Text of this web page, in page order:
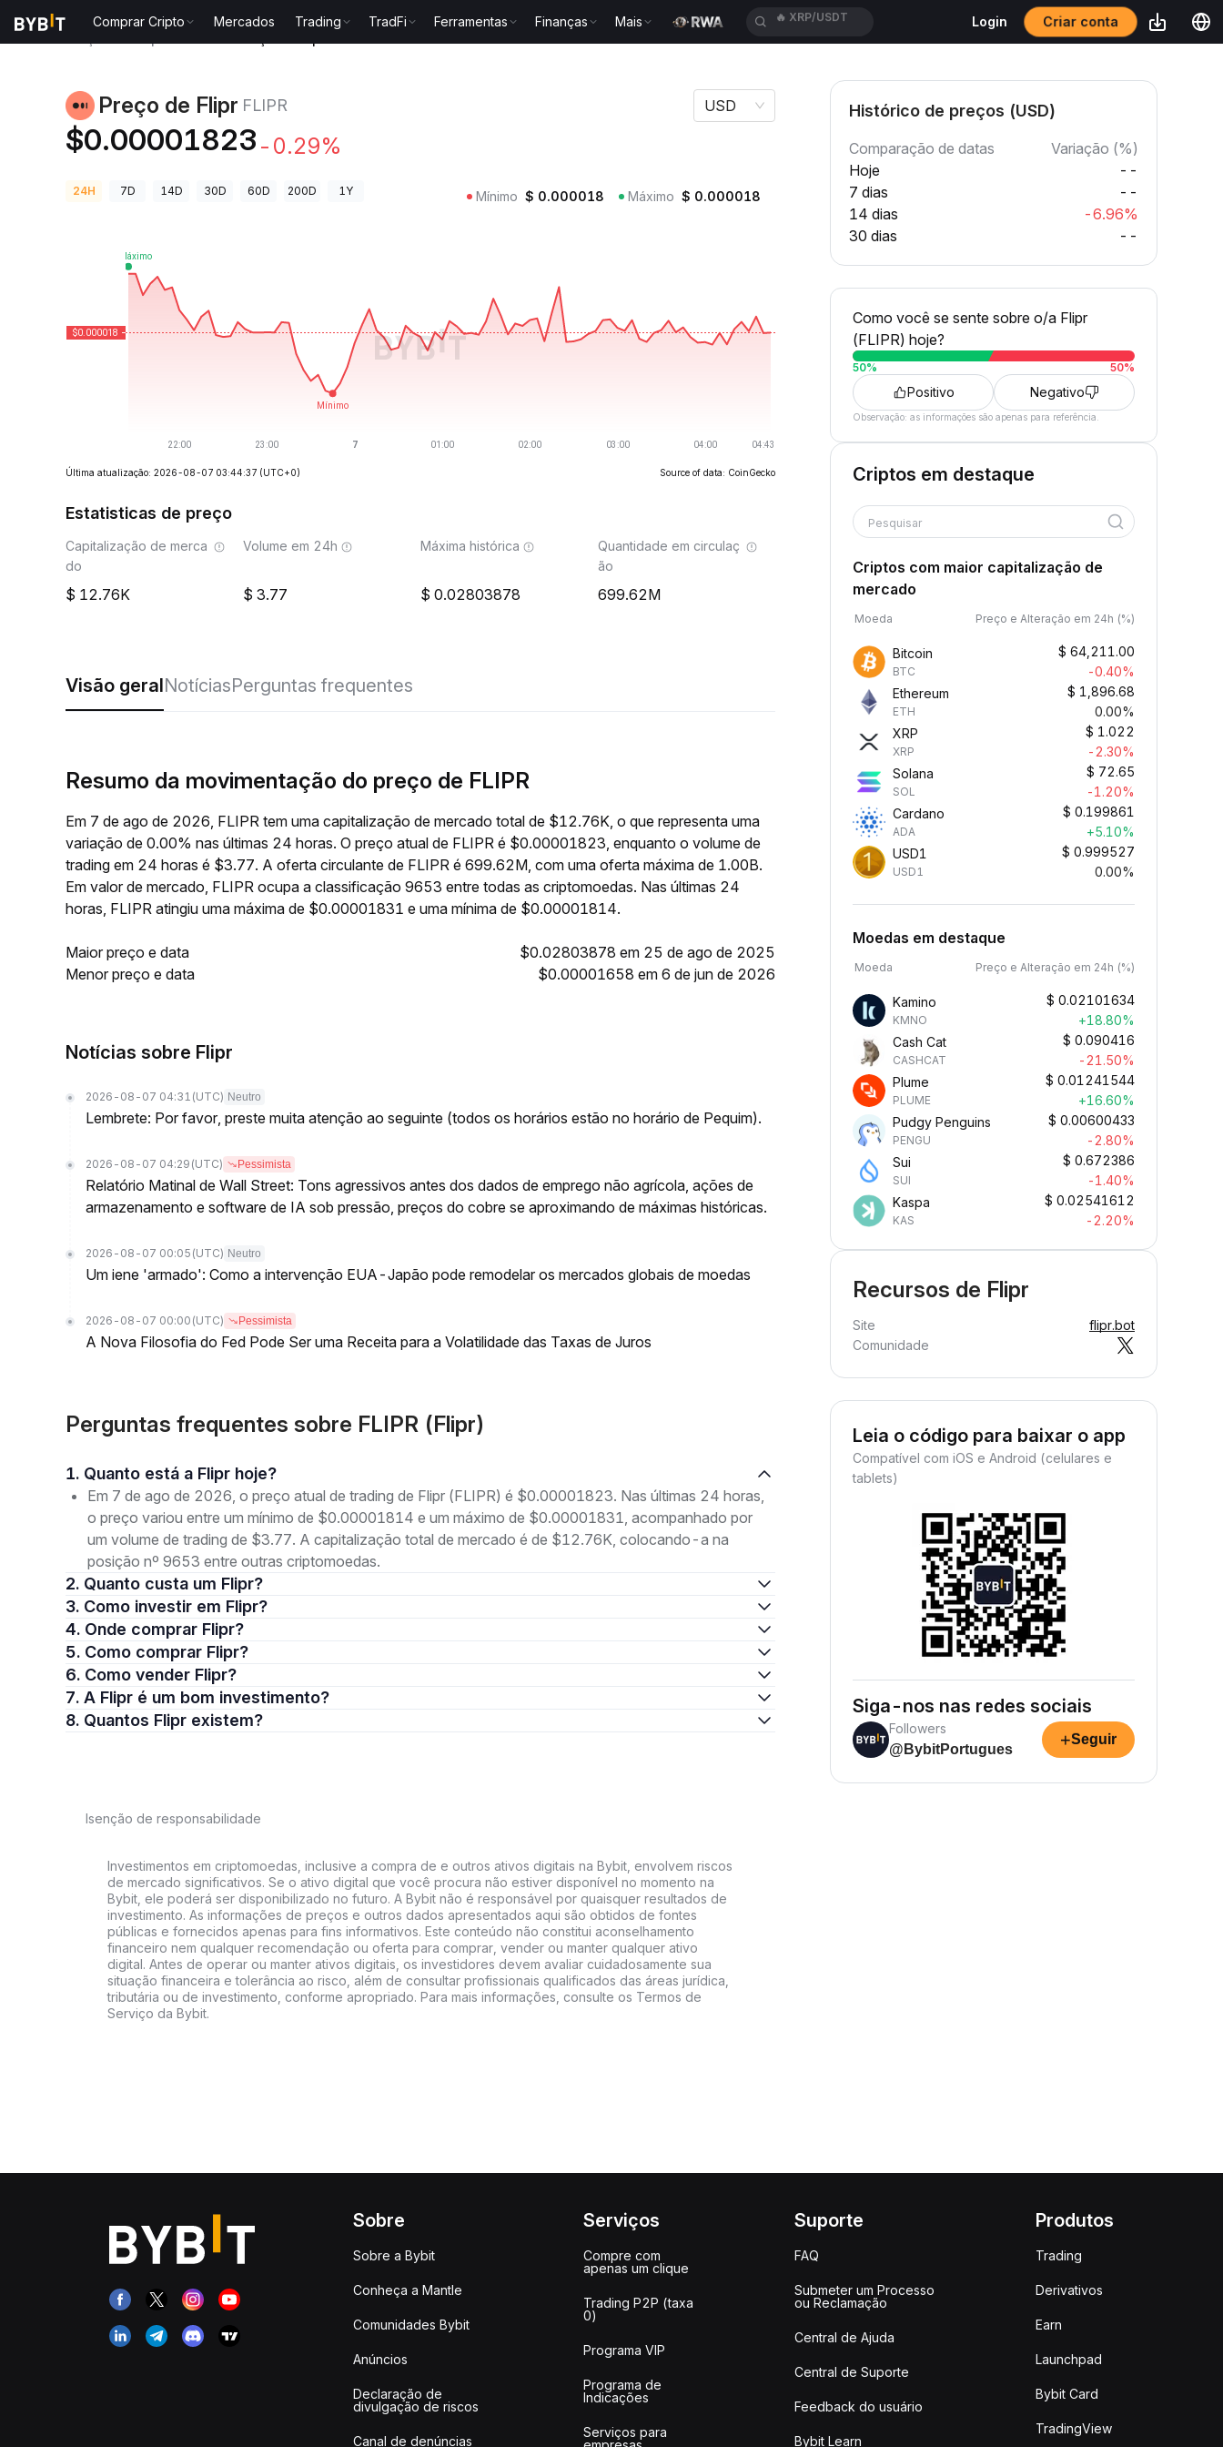
Comprar Cripto Mercados Trading TradFi Ferramentas Finanças Mais 🔥 ACEUSDT Login Criar conta
Preço de Flipr FLIPR
$0.00001823 -0.29%
USD
24H 7D 14D 30D 60D 200D 1Y Mínimo $ 0.000018 Máximo $ 0.000018
Última atualização: 2026-08-07 03:44:37 (UTC+0) Source of data: CoinGecko
Estatisticas de preço
Capitalização de merca
do
12.76K
Volume em 24h
3.77
Máxima histórica
0.02803878
Quantidade em circulaç
ão
699.62M
Visão geralNotíciasPerguntas frequentes
Resumo da movimentação do preço de FLIPR
Em 7 de ago de 2026, FLIPR tem uma capitalização de mercado total de $12.76K, o que representa uma
variação de 0.00% nas últimas 24 horas. O preço atual de FLIPR é $0.00001823, enquanto o volume de
trading em 24 horas é $3.77. A oferta circulante de FLIPR é 699.62M, com uma oferta máxima de 1.00B.
Em valor de mercado, FLIPR ocupa a classificação 9653 entre todas as criptomoedas. Nas últimas 24
horas, FLIPR atingiu uma máxima de $0.00001831 e uma mínima de $0.00001814.
Maior preço e data
$0.02803878 em 25 de ago de 2025
Menor preço e data
$0.00001658 em 6 de jun de 2026
Notícias sobre Flipr
2026-08-07 04:31 (UTC) Neutro
Lembrete: Por favor, preste muita atenção ao seguinte (todos os horários estão no horário de Pequim).
2026-08-07 04:29 (UTC) Pessimista
Relatório Matinal de Wall Street: Tons agressivos antes dos dados de emprego não agrícola, ações de
armazenamento e software de IA sob pressão, preços do cobre se aproximando de máximas históricas.
2026-08-07 00:05 (UTC) Neutro
Um iene 'armado': Como a intervenção EUA-Japão pode remodelar os mercados globais de moedas
2026-08-07 00:00 (UTC) Pessimista
A Nova Filosofia do Fed Pode Ser uma Receita para a Volatilidade das Taxas de Juros
Perguntas frequentes sobre FLIPR (Flipr)
1. Quanto está a Flipr hoje?
Em 7 de ago de 2026, o preço atual de trading de Flipr (FLIPR) é $0.00001823. Nas últimas 24 horas,
o preço variou entre um mínimo de $0.00001814 e um máximo de $0.00001831, acompanhado por
um volume de trading de $3.77. A capitalização total de mercado é de $12.76K, colocando-a na
posição nº 9653 entre outras criptomoedas.
2. Quanto custa um Flipr?
3. Como investir em Flipr?
4. Onde comprar Flipr?
5. Como comprar Flipr?
6. Como vender Flipr?
7. A Flipr é um bom investimento?
8. Quantos Flipr existem?
Isenção de responsabilidade
Investimentos em criptomoedas, inclusive a compra de e outros ativos digitais na Bybit, envolvem riscos
de mercado significativos. Se o ativo digital que você procura não estiver disponível no momento na
Bybit, ele poderá ser disponibilizado no futuro. A Bybit não é responsável por quaisquer resultados de
investimento. As informações de preços e outros dados apresentados aqui são obtidos de fontes
públicas e fornecidos apenas para fins informativos. Este conteúdo não constitui aconselhamento
financeiro nem qualquer recomendação ou oferta para comprar, vender ou manter qualquer ativo
digital. Antes de operar ou manter ativos digitais, os investidores devem avaliar cuidadosamente sua
situação financeira e tolerância ao risco, além de consultar profissionais qualificados das áreas jurídica,
tributária ou de investimento, conforme apropriado. Para mais informações, consulte os Termos de
Serviço da Bybit.
Histórico de preços (USD)
Comparação de datas
Variação (%)
Hoje
--
7 dias
--
14 dias
-6.96%
30 dias
--
Como você se sente sobre o/a Flipr
(FLIPR) hoje?
50% 50%
Positivo Negativo
Observação: as informações são apenas para referência.
Criptos em destaque
Pesquisar
Criptos com maior capitalização de
mercado
Moeda Preço e Alteração em 24h (%)
Bitcoin
BTC
$ 64,211.00
-0.40%
Ethereum
ETH
$ 1,896.68
0.00%
XRP
XRP
$ 1.022
-2.30%
Solana
SOL
$ 72.65
-1.20%
Cardano
ADA
$ 0.199861
+5.10%
USD1
USD1
$ 0.999527
0.00%
Moedas em destaque
Moeda Preço e Alteração em 24h (%)
Kamino
KMNO
$ 0.02101634
+18.80%
Cash Cat
CASHCAT
$ 0.090416
-21.50%
Plume
PLUME
$ 0.01241544
+16.60%
Pudgy Penguins
PENGU
$ 0.00600433
-2.80%
Sui
SUI
$ 0.672386
-1.40%
Kaspa
KAS
$ 0.02541612
-2.20%
Recursos de Flipr
Site
flipr.bot
Comunidade
Leia o código para baixar o app
Compatível com iOS e Android (celulares e
tablets)
Siga-nos nas redes sociais
Followers
@BybitPortugues
+Seguir
Sobre
Sobre a Bybit
Conheça a Mantle
Comunidades Bybit
Anúncios
Declaração de
divulgação de riscos
Canal de denúncias
Serviços
Compre com
apenas um clique
Trading P2P (taxa
0)
Programa VIP
Programa de
Indicações
Serviços para
Suporte
FAQ
Submeter um Processo
ou Reclamação
Central de Ajuda
Central de Suporte
Feedback do usuário
Bybit Learn
Produtos
Trading
Derivativos
Earn
Launchpad
Bybit Card
TradingView